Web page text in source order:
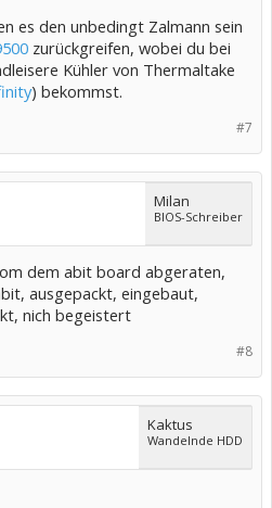
es den unbedingt Zalmann sein
zurückgreifen, wobei du bei
Kühler von Thermaltake
) bekommst.
#7
Milan
BIOS-Schreiber
dem abit board abgeraten,
ausgepackt, eingebaut,
nich begeistert
#8
Kaktus
Wandelnde HDD